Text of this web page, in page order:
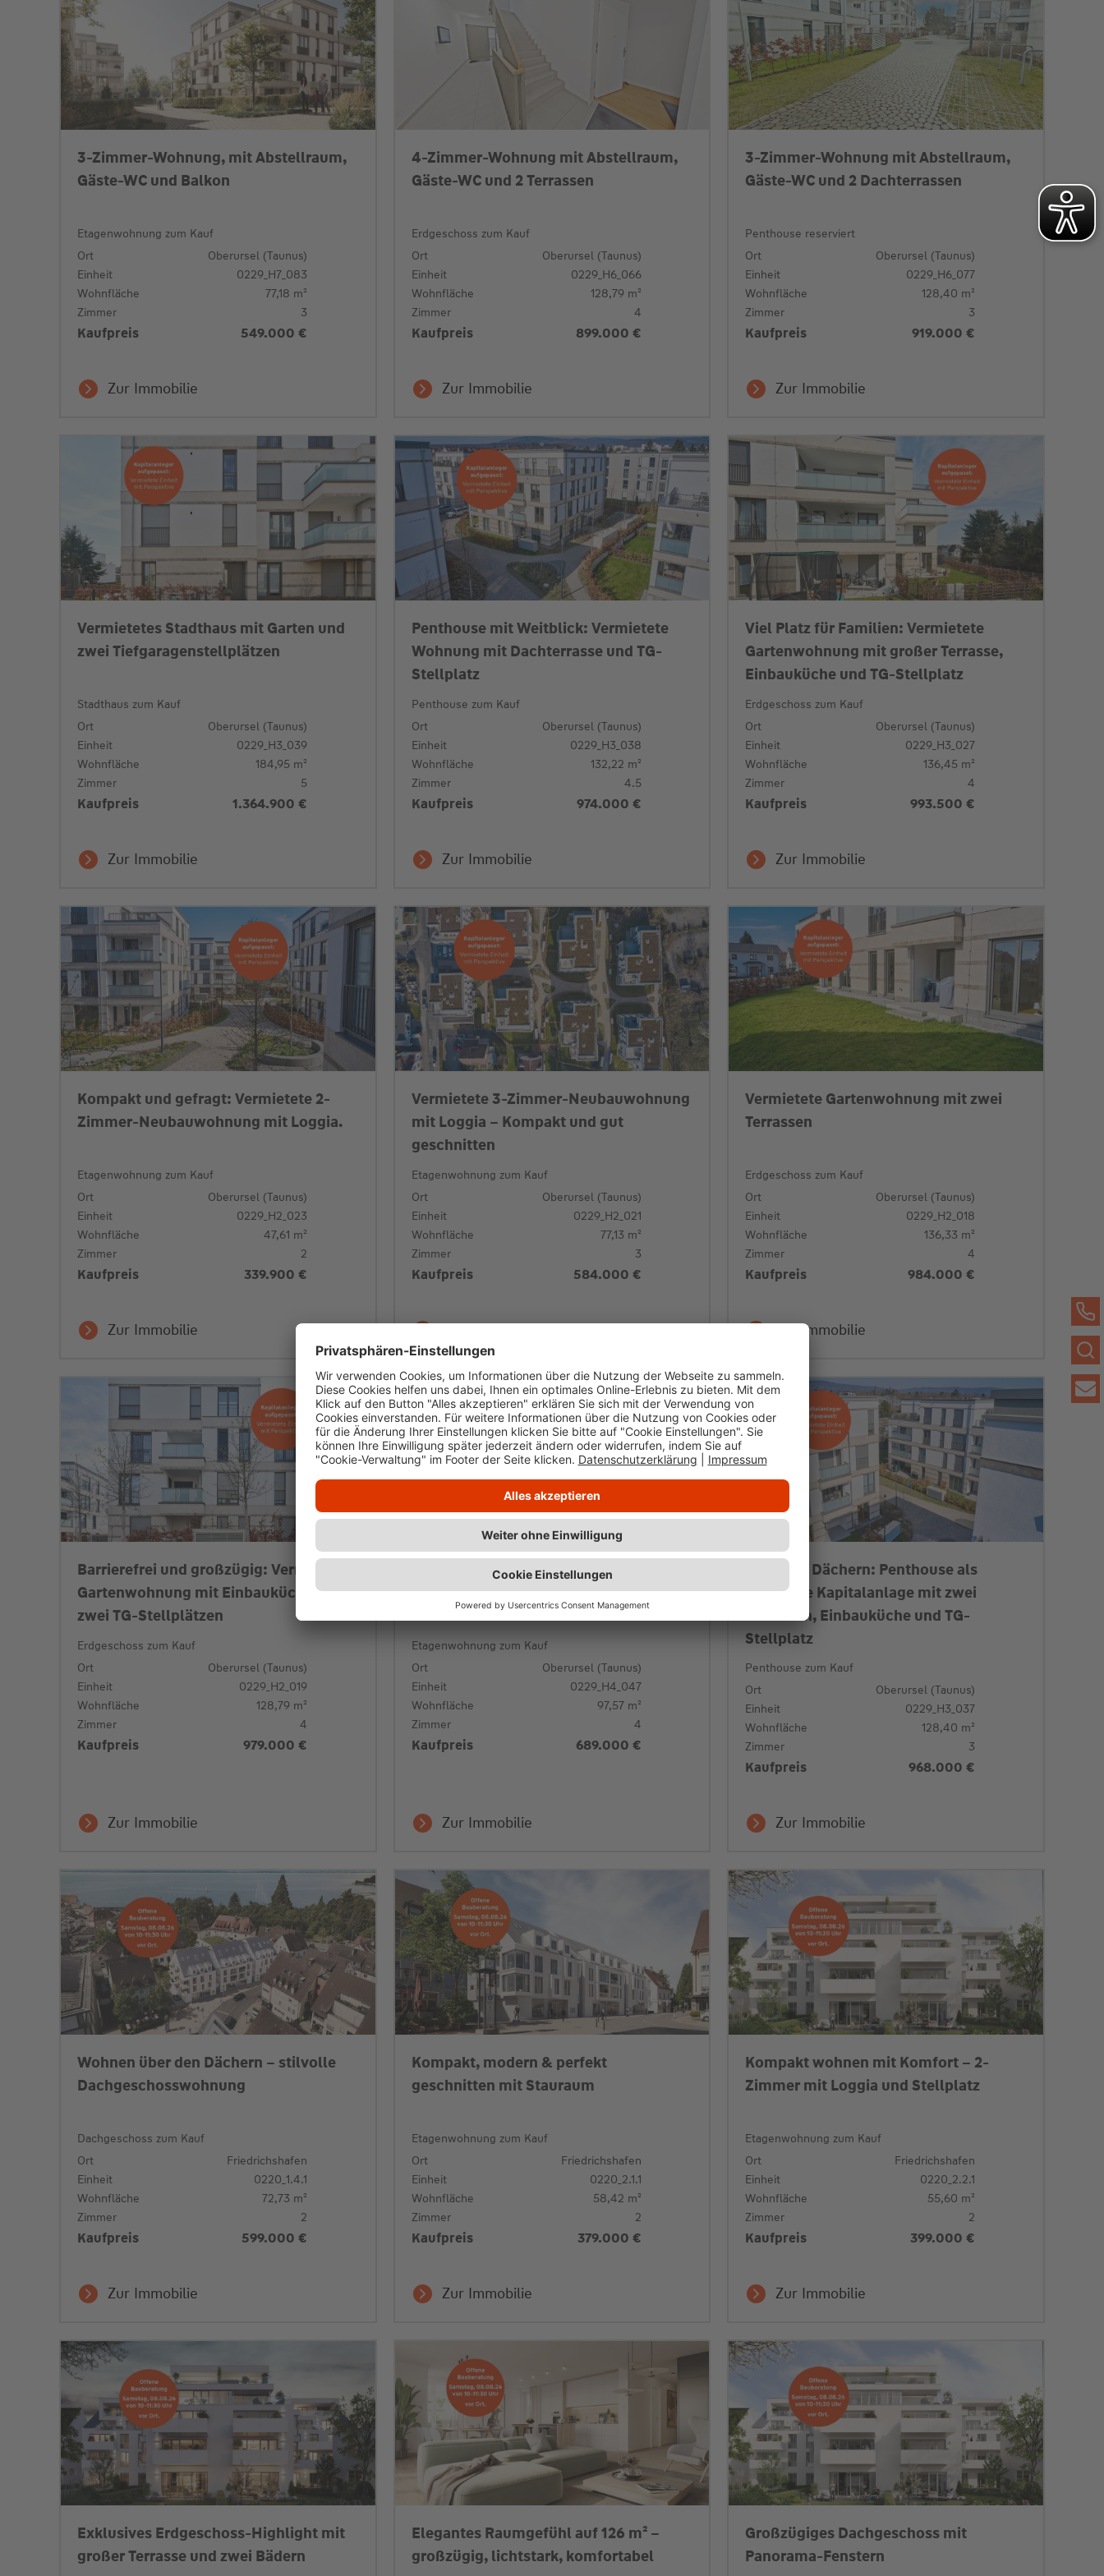
3-Zimmer-Wohnung, mit Abstellraum,
Gäste-WC und Balkon
Etagenwohnung zum Kauf
Ort
Einheit
Wohnfläche
Zimmer
Kaufpreis
Oberursel (Taunus)
0229_H7_083
77,18 m²
3
549.000 €
Zur Immobilie
4-Zimmer-Wohnung mit Abstellraum,
Gäste-WC und 2 Terrassen
Erdgeschoss zum Kauf
Ort
Einheit
Wohnfläche
Zimmer
Kaufpreis
Oberursel (Taunus)
0229_H6_066
128,79 m²
4
899.000 €
Zur Immobilie
3-Zimmer-Wohnung mit Abstellraum,
Gäste-WC und 2 Dachterrassen
Penthouse reserviert
Ort
Einheit
Wohnfläche
Zimmer
Kaufpreis
Oberursel (Taunus)
0229_H6_077
128,40 m²
3
919.000 €
Zur Immobilie
Vermietetes Stadthaus mit Garten und
zwei Tiefgaragenstellplätzen
Stadthaus zum Kauf
Ort
Einheit
Wohnfläche
Zimmer
Kaufpreis
Oberursel (Taunus)
0229_H3_039
184,95 m²
5
1.364.900 €
Zur Immobilie
Penthouse mit Weitblick: Vermietete
Wohnung mit Dachterrasse und TG-
Stellplatz
Penthouse zum Kauf
Ort
Einheit
Wohnfläche
Zimmer
Kaufpreis
Oberursel (Taunus)
0229_H3_038
132,22 m²
4.5
974.000 €
Zur Immobilie
Viel Platz für Familien: Vermietete
Gartenwohnung mit großer Terrasse,
Einbauküche und TG-Stellplatz
Erdgeschoss zum Kauf
Ort
Einheit
Wohnfläche
Zimmer
Kaufpreis
Oberursel (Taunus)
0229_H3_027
136,45 m²
4
993.500 €
Zur Immobilie
Kompakt und gefragt: Vermietete 2-
Zimmer-Neubauwohnung mit Loggia.
Etagenwohnung zum Kauf
Ort
Einheit
Wohnfläche
Zimmer
Kaufpreis
Oberursel (Taunus)
0229_H2_023
47,61 m²
2
339.900 €
Zur Immobilie
Vermietete 3-Zimmer-Neubauwohnung
mit Loggia – Kompakt und gut
geschnitten
Etagenwohnung zum Kauf
Ort
Einheit
Wohnfläche
Zimmer
Kaufpreis
Oberursel (Taunus)
0229_H2_021
77,13 m²
3
584.000 €
Zur Immobilie
Vermietete Gartenwohnung mit zwei
Terrassen
Erdgeschoss zum Kauf
Ort
Einheit
Wohnfläche
Zimmer
Kaufpreis
Oberursel (Taunus)
0229_H2_018
136,33 m²
4
984.000 €
Zur Immobilie
Barrierefrei und großzügig: Vermietete
Gartenwohnung mit Einbauküche und
zwei TG-Stellplätzen
Erdgeschoss zum Kauf
Ort
Einheit
Wohnfläche
Zimmer
Kaufpreis
Oberursel (Taunus)
0229_H2_019
128,79 m²
4
979.000 €
Zur Immobilie
Vermietete, durchdacht geschnittene
Wohnung mit Loggia und zwei Bädern
Etagenwohnung zum Kauf
Ort
Einheit
Wohnfläche
Zimmer
Kaufpreis
Oberursel (Taunus)
0229_H4_047
97,57 m²
4
689.000 €
Zur Immobilie
Über den Dächern: Penthouse als
attraktive Kapitalanlage mit zwei
Terrassen, Einbauküche und TG-
Stellplatz
Penthouse zum Kauf
Ort
Einheit
Wohnfläche
Zimmer
Kaufpreis
Oberursel (Taunus)
0229_H3_037
128,40 m²
3
968.000 €
Zur Immobilie
Wohnen über den Dächern – stilvolle
Dachgeschosswohnung
Dachgeschoss zum Kauf
Ort
Einheit
Wohnfläche
Zimmer
Kaufpreis
Friedrichshafen
0220_1.4.1
72,73 m²
2
599.000 €
Zur Immobilie
Kompakt, modern & perfekt
geschnitten mit Stauraum
Etagenwohnung zum Kauf
Ort
Einheit
Wohnfläche
Zimmer
Kaufpreis
Friedrichshafen
0220_2.1.1
58,42 m²
2
379.000 €
Zur Immobilie
Kompakt wohnen mit Komfort – 2-
Zimmer mit Loggia und Stellplatz
Etagenwohnung zum Kauf
Ort
Einheit
Wohnfläche
Zimmer
Kaufpreis
Friedrichshafen
0220_2.2.1
55,60 m²
2
399.000 €
Zur Immobilie
Exklusives Erdgeschoss‑Highlight mit
großer Terrasse und zwei Bädern
Elegantes Raumgefühl auf 126 m² –
großzügig, lichtstark, komfortabel
Großzügiges Dachgeschoss mit
Panorama-Fenstern